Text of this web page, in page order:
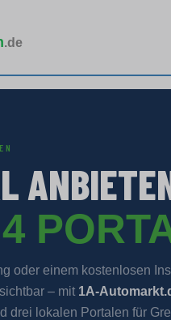
.de
oder einem kostenlosen
– mit 1A-
drei lokalen Portalen für